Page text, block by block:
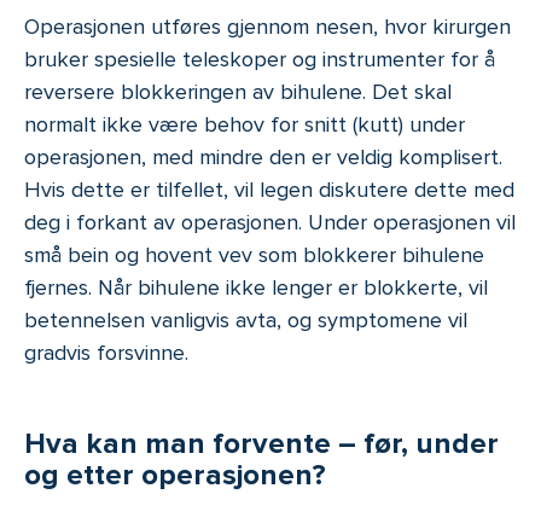
Operasjonen utføres gjennom nesen, hvor kirurgen
bruker spesielle teleskoper og instrumenter for å
reversere blokkeringen av bihulene. Det skal
normalt ikke være behov for snitt (kutt) under
operasjonen, med mindre den er veldig komplisert.
Hvis dette er tilfellet, vil legen diskutere dette med
deg i forkant av operasjonen. Under operasjonen vil
små bein og hovent vev som blokkerer bihulene
fjernes. Når bihulene ikke lenger er blokkerte, vil
betennelsen vanligvis avta, og symptomene vil
gradvis forsvinne.
Hva kan man forvente – før, under
og etter operasjonen?